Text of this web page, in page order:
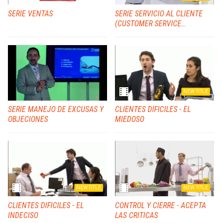
SERIE VENTAS
SERIE SERVICIO AL CLIENTE
(CUSTOMER SERVICE
SERIE MANEJO DE EXCUSAS Y
OBJECIONES
CLIENTES DIFICILES - EL
MIEDOSO
NEW TITLE
CLIENTES DIFICILES - EL
INDECISO
NEW TITLE
CONTROL Y CIERRE - ACEPTA
LAS CRITICAS
NEW TITLE